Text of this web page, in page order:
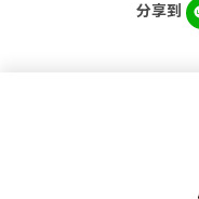
分享到